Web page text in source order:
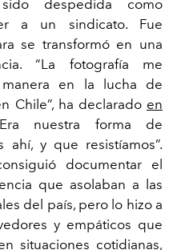
despedida como
a un sindicato. Fue
se transformó en una
“La fotografía me
en la lucha de
Chile”, ha declarado en
nuestra forma de
ahí, y que resistíamos”.
documentar el
que asolaban a las
del país, pero lo hizo a
y empáticos que
situaciones cotidianas,